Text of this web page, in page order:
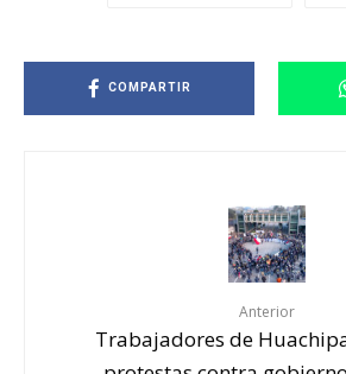
COMPARTIR
Anterior
Trabajadores de